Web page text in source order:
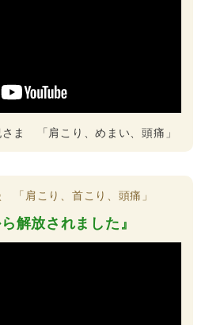
ま 「肩こり、めまい、頭痛」
肩こり、首こり、頭痛」
解放されました』